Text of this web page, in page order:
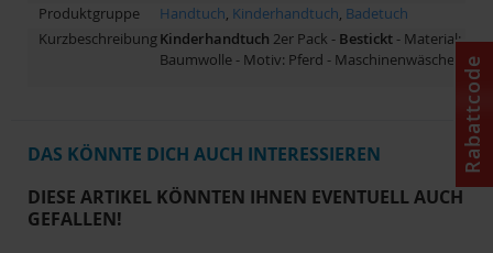
Produktgruppe
Handtuch, Kinderhandtuch, Badetuch
KurzbeschreibungKinderhandtuch 2er Pack - Bestickt - Material:
Baumwolle - Motiv: Pferd - Maschinenwäsche
DAS KÖNNTE DICH AUCH INTERESSIEREN
DIESE ARTIKEL KÖNNTEN IHNEN EVENTUELL AUCH
GEFALLEN!
Rabattcode